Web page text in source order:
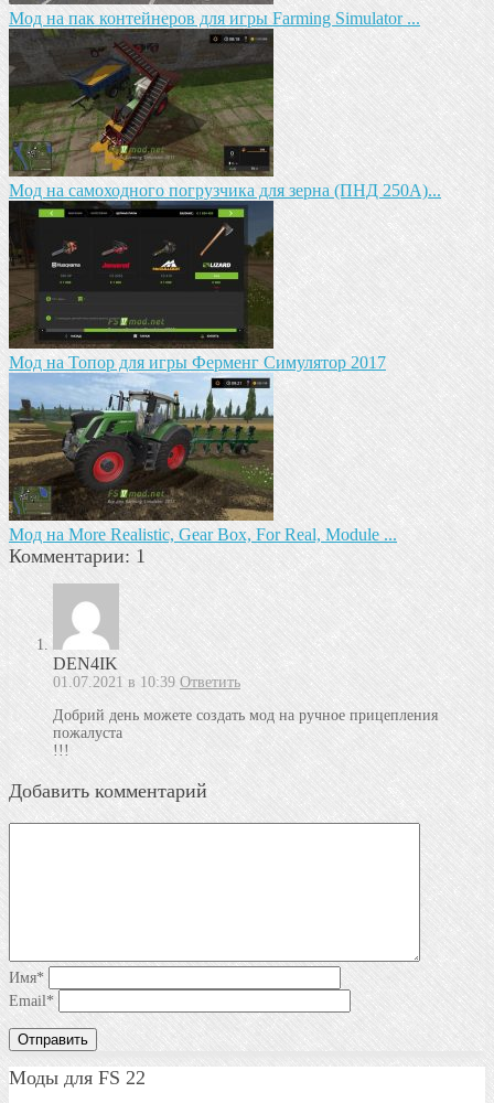
Мод на пак контейнеров для игры Farming Simulator ...
Мод на самоходного погрузчика для зерна (ПНД 250А)...
Мод на Топор для игры Ферменг Симулятор 2017
Мод на More Realistic, Gear Box, For Real, Module ...
Комментарии: 1
DEN4IK
01.07.2021 в 10:39 Ответить
Добрий день можете создать мод на ручное прицепления
пожалуста
!!!
Добавить комментарий
Имя*
Email*
Моды для FS 22